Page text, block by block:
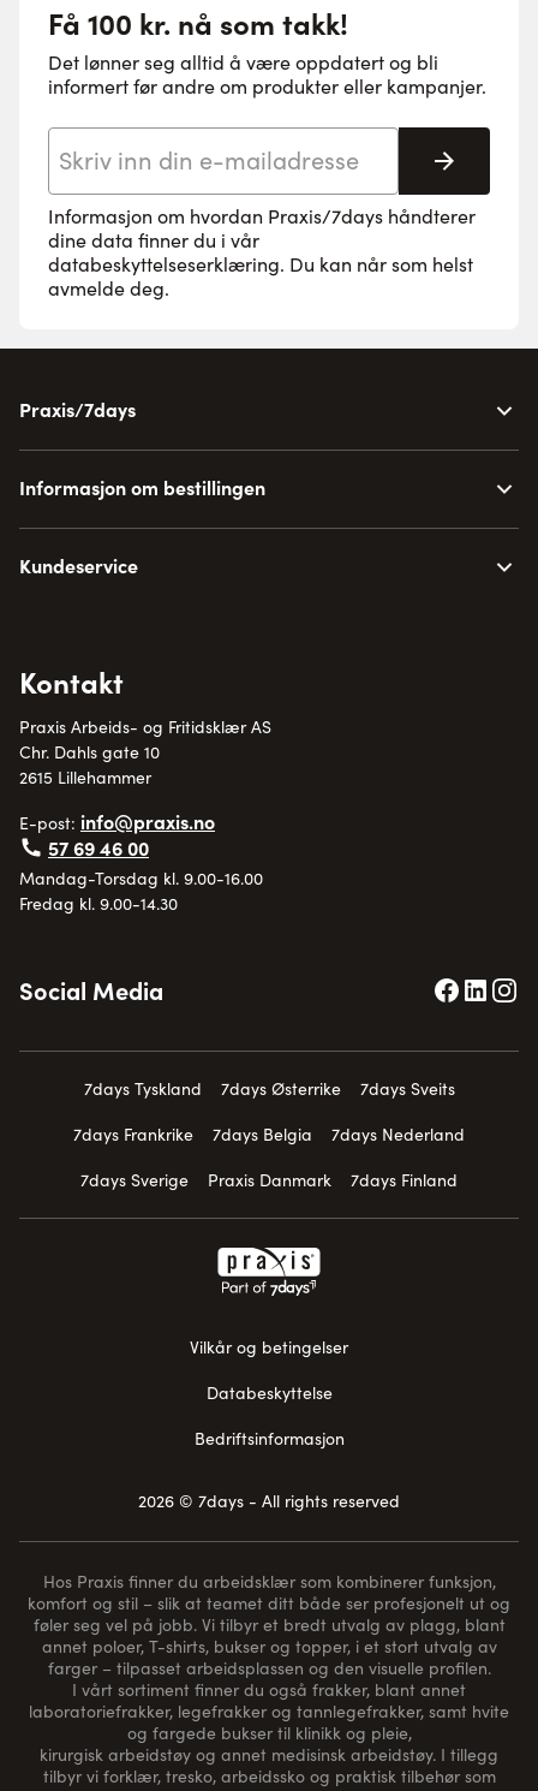
Få 100 kr. nå som takk!
Det lønner seg alltid å være oppdatert og bli
informert før andre om produkter eller kampanjer.
Informasjon om hvordan Praxis/7days håndterer
dine data finner du i vår
databeskyttelseserklæring. Du kan når som helst
avmelde deg.
Praxis/7days
Informasjon om bestillingen
Kundeservice
Kontakt
Praxis Arbeids- og Fritidsklær AS
Chr. Dahls gate 10
2615 Lillehammer
E-post: info@praxis.no
57 69 46 00
Mandag-Torsdag kl. 9.00-16.00
Fredag kl. 9.00-14.30
Social Media
7days Tyskland 7days Østerrike
7days Sveits
7days Frankrike
7days Belgia
7days Nederland
7days Sverige
Praxis Danmark 7days Finland
Vilkår og betingelser
Databeskyttelse
Bedriftsinformasjon
2026 © 7days - All rights reserved
Hos Praxis finner du arbeidsklær som kombinerer funksjon,
komfort og stil – slik at teamet ditt både ser profesjonelt ut og
føler seg vel på jobb. Vi tilbyr et bredt utvalg av plagg, blant
annet poloer, T-shirts, bukser og topper, i et stort utvalg av
farger – tilpasset arbeidsplassen og den visuelle profilen.
I vårt sortiment finner du også frakker, blant annet
laboratoriefrakker, legefrakker og tannlegefrakker, samt hvite
og fargede bukser til klinikk og pleie,
kirurgisk arbeidstøy og annet medisinsk arbeidstøy. I tillegg
tilbyr vi forklær, tresko, arbeidssko og praktisk tilbehør som